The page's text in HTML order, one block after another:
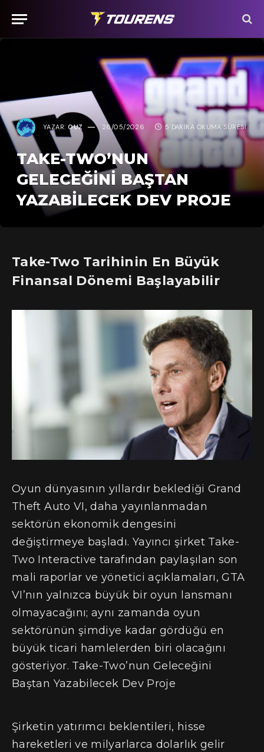
YAZAR: OUZ 26/05/2026 5 DAKIKA OKUMA SÜRESI
TAKE-TWO’NUN
GELECEĞINI BAŞTAN
YAZABILECEK DEV PROJE
Take-Two Tarihinin En Büyük
Finansal Dönemi Başlayabilir
Oyun dünyasının yıllardır beklediği Grand
Theft Auto VI, daha yayınlanmadan
sektörün ekonomik dengesini
değiştirmeye başladı. Yayıncı şirket Take-
Two Interactive tarafından paylaşılan son
mali raporlar ve yönetici açıklamaları, GTA
VI’nın yalnızca büyük bir oyun lansmanı
olmayacağını; aynı zamanda oyun
sektörünün şimdiye kadar gördüğü en
büyük ticari hamlelerden biri olacağını
gösteriyor. Take-Two’nun Geleceğini
Baştan Yazabilecek Dev Proje
Şirketin yatırımcı beklentileri, hisse
hareketleri ve milyarlarca dolarlık gelir